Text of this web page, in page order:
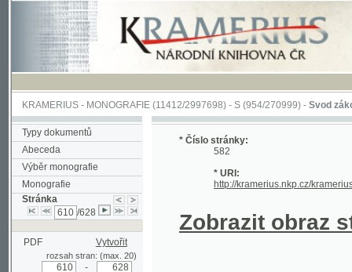
KRAMERIUS-MONOGRAFIE(11412/2997698) -S (954/270999)-Svod zákonův
Typy dokumentů
Abeceda
Výběr monografie
Monografie
Stránka
/628
PDF Vytvořit
rozsah stran: (max. 20)
* Číslo stránky:
582
* URI:
http://kramerius.nkp.cz/kramerius/